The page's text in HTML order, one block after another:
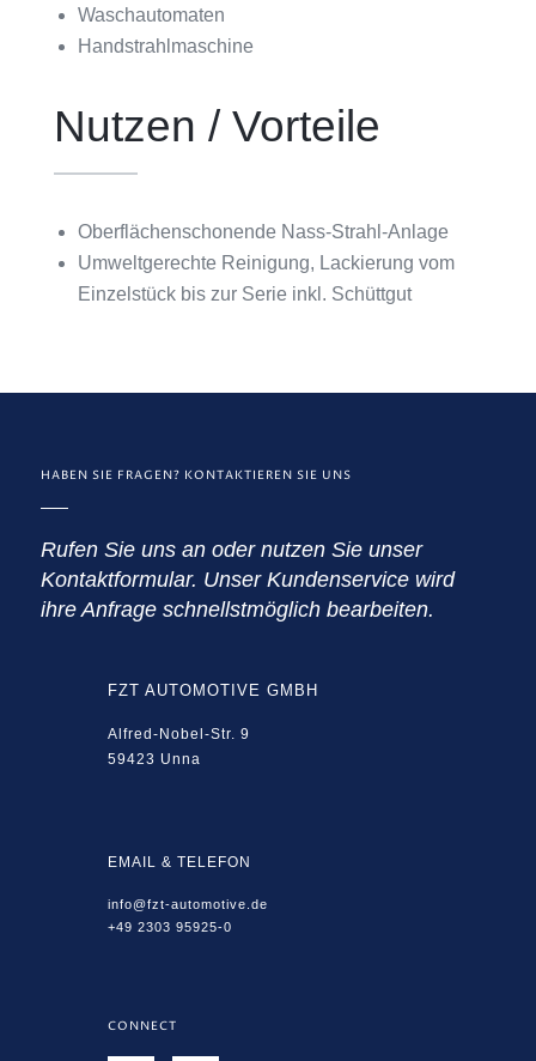
Waschautomaten
Handstrahlmaschine
Nutzen / Vorteile
Oberflächenschonende Nass-Strahl-Anlage
Umweltgerechte Reinigung, Lackierung vom
Einzelstück bis zur Serie inkl. Schüttgut
HABEN SIE FRAGEN? KONTAKTIEREN SIE UNS
Rufen Sie uns an oder nutzen Sie unser
Kontaktformular. Unser Kundenservice wird
ihre Anfrage schnellstmöglich bearbeiten.
FZT AUTOMOTIVE GMBH
Alfred-Nobel-Str. 9
59423 Unna
EMAIL & TELEFON
info@fzt-automotive.de
+49 2303 95925-0
CONNECT